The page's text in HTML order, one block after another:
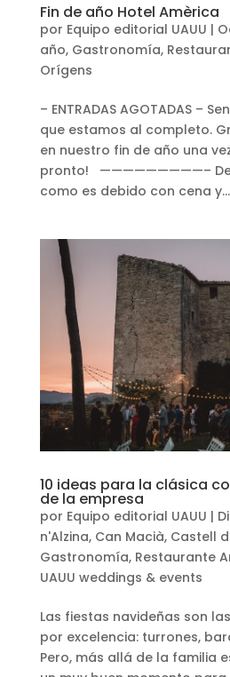
Fin de año Hotel Amèrica
por Equipo editorial UAUU |
año, Gastronomía,
Orígens
– ENTRADAS AGOTADAS –
que estamos al completo.
en nuestro fin de año una
pronto! —————————–
como es debido con cena y...
10 ideas para la clásica
de la empresa
por Equipo editorial UAUU |
n'Alzina, Can Macià, Castell
Gastronomía, Restaurante
UAUU weddings & events
Las fiestas navideñas son
por excelencia: turrones,
Pero, más allá de la familia